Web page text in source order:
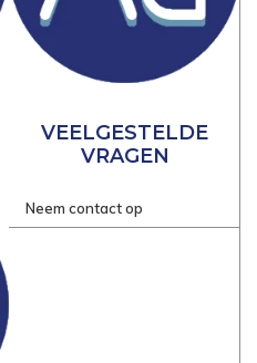
VEELGESTELDE
VRAGEN
Neem contact op